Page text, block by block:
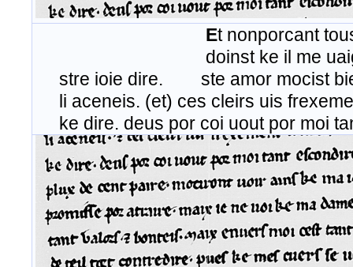
Et nonporcant
doinst ke il me uaigne.
stre ioie dire. ste amor mocist
li aceneis. (et) ces cleirs uis
ke dire. deus por coi uout por moi